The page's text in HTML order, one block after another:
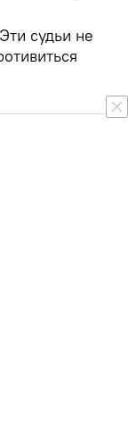
судьи не